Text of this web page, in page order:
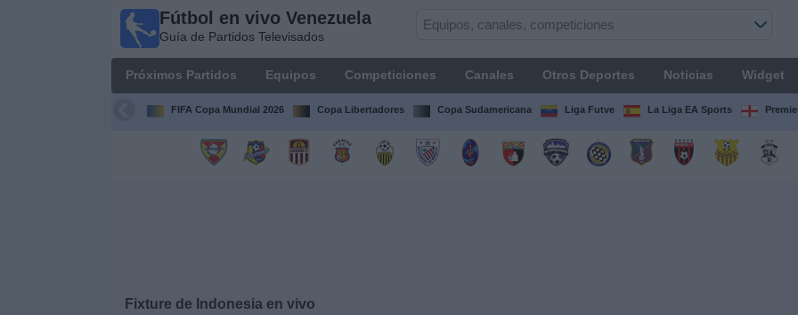
Fútbol en vivo Venezuela
Guía de Partidos Televisados
Próximos Partidos Equipos Competiciones Canales Otros Deportes Noticias Widget
FIFA Copa Mundial 2026 Copa Libertadores Copa Sudamericana Liga Futve La Liga EA Sports
Fixture de Indonesiaen vivo
Fútbol en
Venezuela